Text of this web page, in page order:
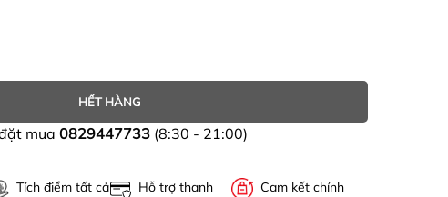
HẾT HÀNG
mua 0829447733(8:30 - 21:00)
Tích điểm tất cả
Hỗ trợ thanh
Cam kết chính